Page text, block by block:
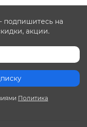
подпишитесь на
акции.
Политика